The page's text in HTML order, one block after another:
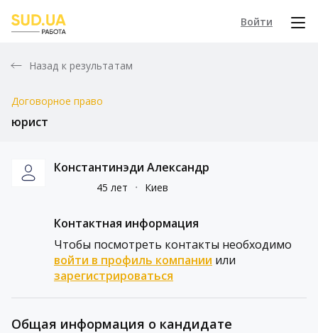
Войти
Назад к результатам
Договорное право
юрист
Константинэди Александр
45 лет ᛫ Киев
Контактная информация
Чтобы посмотреть контакты необходимо
войти в профиль компании или
зарегистрироваться
Общая информация о кандидате